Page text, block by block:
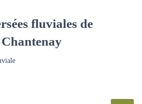
fluviales de